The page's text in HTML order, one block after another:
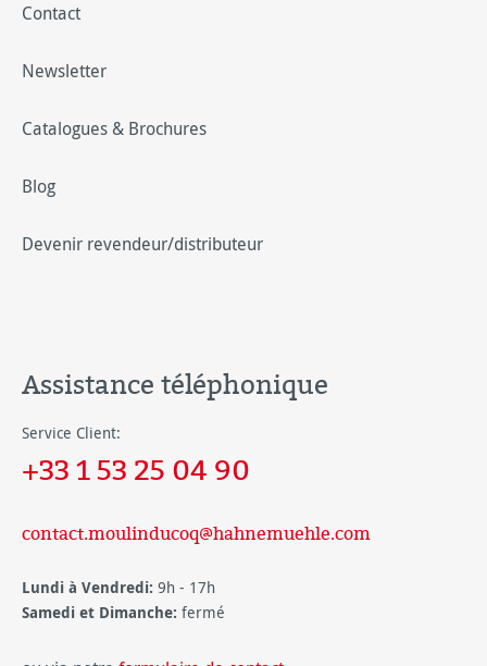
Contact
Newsletter
Catalogues & Brochures
Blog
Devenir revendeur/distributeur
Assistance téléphonique
Service Client:
+33 1 53 25 04 90
contact.moulinducoq@hahnemuehle.com
Lundi à Vendredi: 9h - 17h
Samedi et Dimanche: fermé